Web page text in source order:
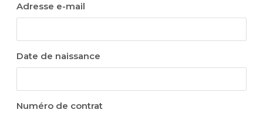
Adresse e-mail
Date de naissance
Numéro de contrat